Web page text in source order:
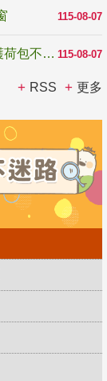
115-08-07
115-08-07
反詐騙宣導_防詐有道，霹靂布袋戲陪你守護荷包不受騙
RSS 更多